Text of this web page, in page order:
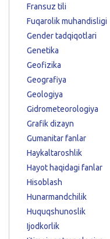
Fransuz tili
Fuqarolik muhandisligi
Gender tadqiqotlari
Genetika
Geofizika
Geografiya
Geologiya
Gidrometeorologiya
Grafik dizayn
Gumanitar fanlar
Haykaltaroshlik
Hayot haqidagi fanlar
Hisoblash
Hunarmandchilik
Huquqshunoslik
Ijodkorlik